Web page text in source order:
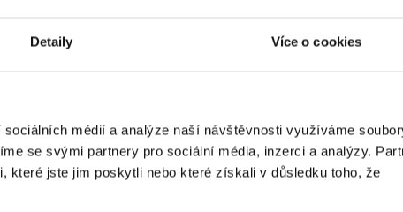
Detaily Více o cookies
médií a analýze naší návštěvnosti využíváme
se svými partnery pro sociální média, inzerci a analýzy.
které jste jim poskytli nebo které získali v důsledku toho, že